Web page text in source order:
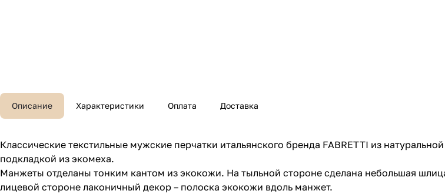
Описание Характеристики Оплата Доставка
Классические текстильные мужские перчатки итальянского бренда FABRETTI из
подкладкой из экомеха.
Манжеты отделаны тонким кантом из экокожи. На тыльной стороне сделана небольшая
лицевой стороне лаконичный декор – полоска экокожи вдоль манжет.